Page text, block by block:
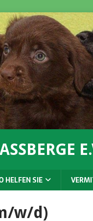
HELFEN SIE
w/d)